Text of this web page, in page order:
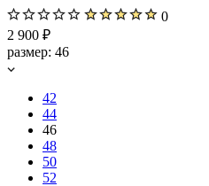
0
2 900 ₽
размер: 46
42
44
46
48
50
52